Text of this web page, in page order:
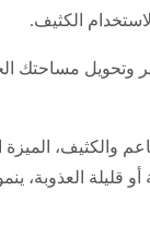
الكثيف.
وتحويل
والكثيف،
أو قليلة